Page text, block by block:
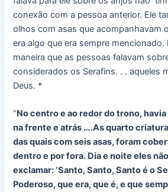
conexão com a pessoa anterior. Ele
olhos com asas que acompanhavam
era algo que era sempre mencionado.
maneira que as pessoas falavam
considerados os Serafins. . . aqueles
Deus. *
“No centro e ao redor do trono,
na frente e atrás ….As quarto
das quais com seis asas, foram
dentro e por fora. Dia e noite eles
exclamar: ‘Santo, Santo, Santo é o
Poderoso, que era, que é, e que